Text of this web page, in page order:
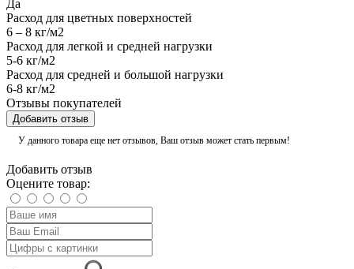
Да
Расход для цветных поверхностей
6 – 8 кг/м2
Расход для легкой и средней нагрузки
5-6 кг/м2
Расход для средней и большой нагрузки
6-8 кг/м2
Отзывы покупателей
Добавить отзыв
У данного товара еще нет отзывов, Ваш отзыв может стать первым!
Добавить отзыв
Оцените товар: